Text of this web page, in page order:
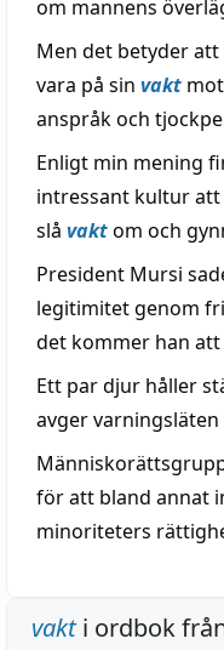
om mannens
Men det betyder
vara på sin vakt
anspråk och
Enligt min mening
intressant kultur
slå vaktom och
President Mursi
legitimitet genom
det kommer han att
Ett par djur håller
avger varningsläten
för att bland annat
minoriteters
vakti ordbok